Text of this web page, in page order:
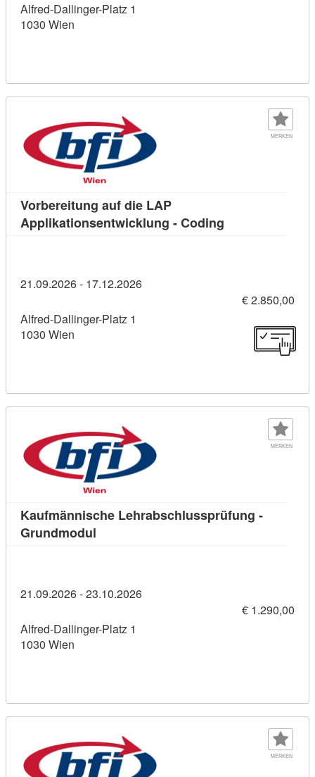
Alfred-Dallinger-Platz 1
1030 Wien
MERKEN
Vorbereitung auf die LAP
Applikationsentwicklung - Coding
21.09.2026 - 17.12.2026
€ 2.850,00
Alfred-Dallinger-Platz 1
1030 Wien
MERKEN
Kaufmännische Lehrabschlussprüfung -
Grundmodul
21.09.2026 - 23.10.2026
€ 1.290,00
Alfred-Dallinger-Platz 1
1030 Wien
MERKEN